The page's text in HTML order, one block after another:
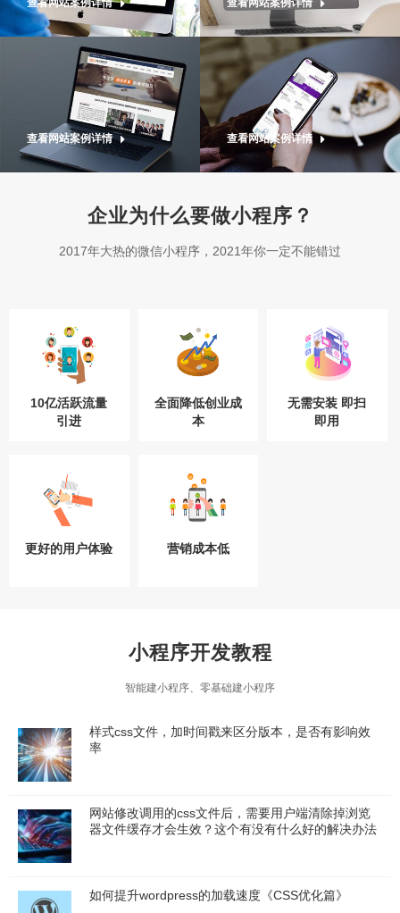
查看网站案例详情 查看网站案例详情
查看网站案例详情 查看网站案例详情
企业为什么要做小程序？
2017年大热的微信小程序，2021年你一定不能错过
10亿活跃流量
引进
全面降低创业成
本
无需安装 即扫
即用
更好的用户体验 营销成本低
小程序开发教程
智能建小程序、零基础建小程序
样式css文件，加时间戳来区分版本，是否有影响效
率
网站修改调用的css文件后，需要用户端清除掉浏览
器文件缓存才会生效？这个有没有什么好的解决办法
如何提升wordpress的加载速度《CSS优化篇》